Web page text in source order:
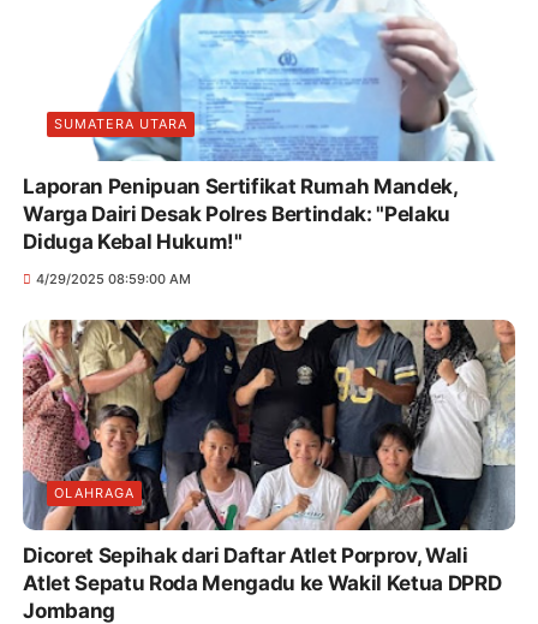
SUMATERA UTARA
Laporan Penipuan Sertifikat Rumah Mandek,
Warga Dairi Desak Polres Bertindak: "Pelaku
Diduga Kebal Hukum!"
4/29/2025 08:59:00 AM
OLAHRAGA
Dicoret Sepihak dari Daftar Atlet Porprov, Wali
Atlet Sepatu Roda Mengadu ke Wakil Ketua DPRD
Jombang